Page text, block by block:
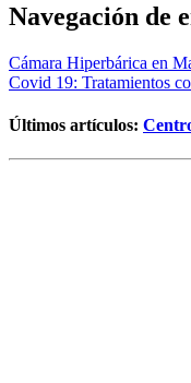
Navegación de
Cámara Hiperbárica en
Covid 19: Tratamientos
Últimos artículos: